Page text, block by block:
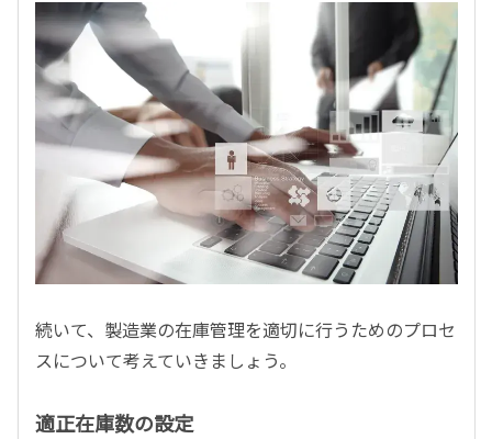
続いて、製造業の在庫管理を適切に行うためのプロセ
スについて考えていきましょう。
適正在庫数の設定